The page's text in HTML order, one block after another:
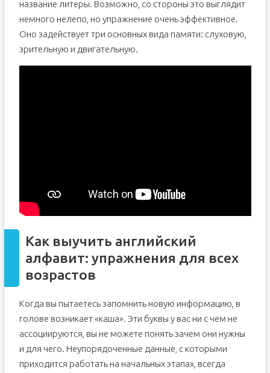
название литеры. Возможно, со стороны это выглядит
немного нелепо, но упражнение очень эффективное.
Оно задействует три основных вида памяти: слуховую,
зрительную и двигательную.
Как выучить английский
алфавит: упражнения для всех
возрастов
Когда вы пытаетесь запомнить новую информацию, в
голове возникает «каша». Эти буквы у вас ни с чем не
ассоциируются, вы не можете понять зачем они нужны
и для чего. Неупорядоченные данные, с которыми
приходится работать на начальных этапах, всегда